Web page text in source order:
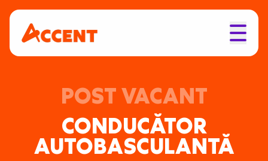
POST VACANT
CONDUCĂTOR
AUTOBASCULANTĂ